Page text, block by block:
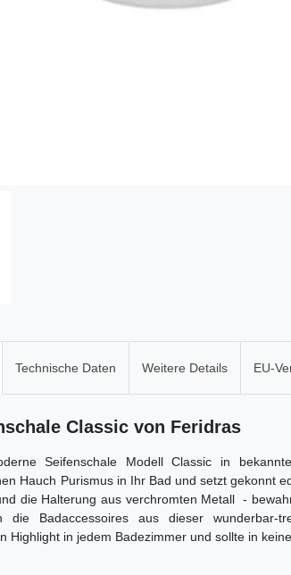
Technische Daten Weitere Details EU-
Classic von Feridras
Seifenschale Modell Classic in
Hauch Purismus in Ihr Bad und setzt gekonnt
die Halterung aus verchromten Metall -
die Badaccessoires aus dieser wunderbar-
Highlight in jedem Badezimmer und sollte in